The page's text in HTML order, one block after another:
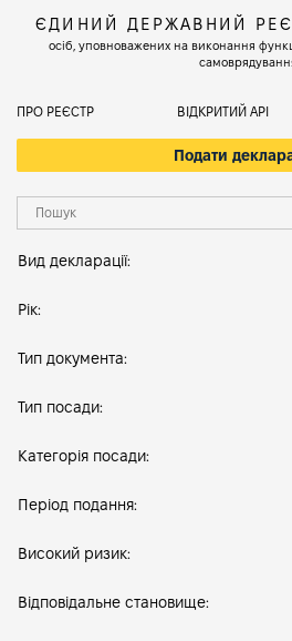
ЄДИНИЙ ДЕРЖАВНИЙ
осіб, уповноважених на виконання
ПРО РЕЄСТР ВІДКРИТИЙ АРІ
Подати
Вид декларації:
Рік:
Тип документа:
Тип посади:
Категорія посади:
Період подання:
Високий ризик:
Відповідальне становище: